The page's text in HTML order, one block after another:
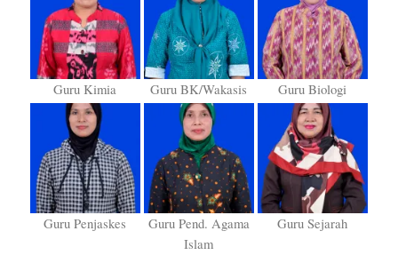
Guru Kimia Guru BK/Wakasis Guru Biologi
Guru Penjaskes
Guru Pend. Agama
Islam
Guru Sejarah